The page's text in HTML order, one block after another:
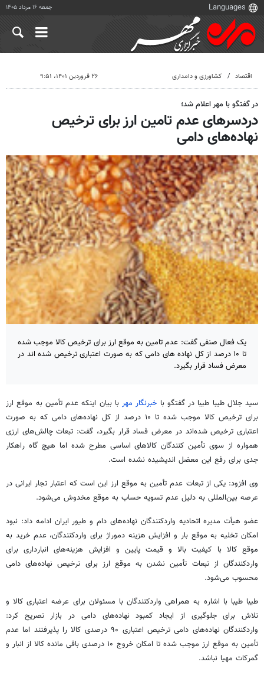
جمعه ۱۶ مرداد ۱۴۰۵
اقتصاد کشاورزی و دامداری ۲۶ فروردین ۱۴۰۱، ۹:۵۱
در گفتگو با مهر اعلام شد؛
دردسرهای عدم تامین ارز برای ترخیص
نهاده‌های دامی
یک فعال صنفی گفت: عدم تامین به موقع ارز برای ترخیص کالا موجب شده
تا ۱۰ درصد از کل نهاده های دامی که به صورت اعتباری ترخیص شده اند در
معرض فساد قرار بگیرد.
سید جلالطیبا طیبا در گفتگو با خبرنگار مهر با بیان اینکه عدم تأمین به موقع ارز
برای ترخیص کالا موجب شده تا ۱۰ درصد از کل نهاده‌های دامی که به صورت
اعتباری ترخیص شده‌اند در معرض فساد قرار بگیرد، گفت: تبعات چالش‌های ارزی
همواره از سوی تأمین کنندگان کالاهای اساسی مطرح شده اما هیچ گاه راهکار
جدی برای رفع این معضل اندیشیده نشده است.
وی افزود: یکی از تبعات عدم تأمین به موقع ارز این است که اعتبار تجار ایرانی در
عرصه بین‌المللی به دلیل عدم تسویه حساب به موقع مخدوش می‌شود.
عضو هیأت مدیرهاتحادیه واردکنندگان نهاده‌های دام و طیور ایران ادامه داد: نبود
امکان تخلیه به موقع بار و افزایش هزینهدموراژ برای واردکنندگان، عدم خرید به
موقع کالا با کیفیت بالا و قیمت پایین و افزایش هزینه‌های انبارداری برای
واردکنندگان از تبعات تأمین نشدن به موقع ارز برای ترخیص نهاده‌های دامی
محسوب می‌شود.
طیبا طیبا با اشاره به همراهی واردکنندگان با مسئولان برای عرضه اعتباری کالا و
تلاش برای جلوگیری از ایجاد کمبود نهاده‌های دامی در بازار تصریح کرد:
واردکنندگان نهاده‌های دامی ترخیص اعتباری ۹۰ درصدی کالا را پذیرفتند
اما عدم
تأمین به موقع ارز
موجب شده تا امکان خروج ۱۰ درصدی باقی مانده کالا از انبار و
گمرکات مهیا نباشد.